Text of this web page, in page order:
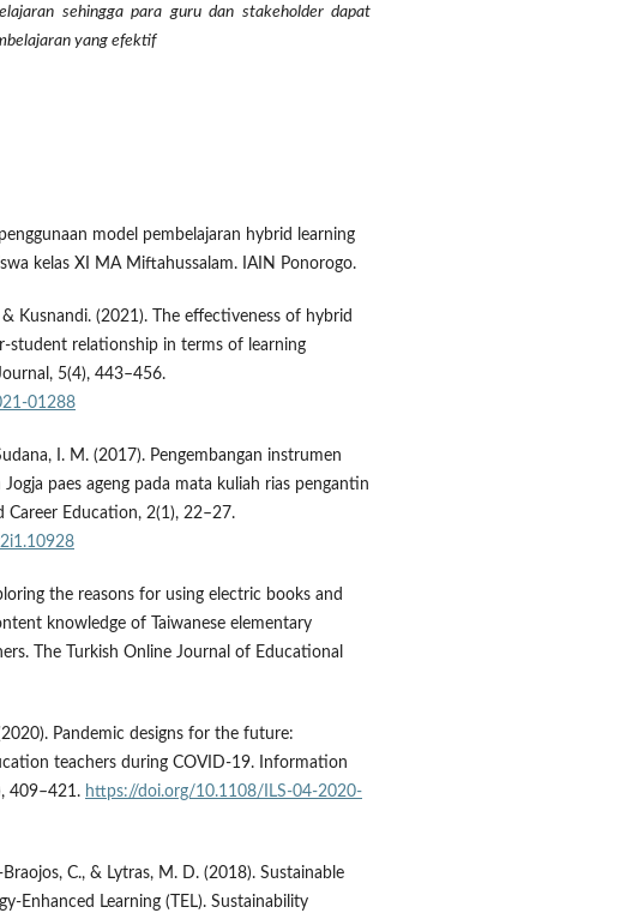
sehingga para guru dan stakeholder dapat
yang efektif
model pembelajaran hybrid learning
kelas XI MA Miftahussalam. IAIN Ponorogo.
Kusnandi. (2021). The effectiveness of hybrid
student relationship in terms of learning
5(4), 443–456.
01288
I. M. (2017). Pengembangan instrumen
paes ageng pada mata kuliah rias pengantin
Career Education, 2(1), 22–27.
the reasons for using electric books and
knowledge of Taiwanese elementary
The Turkish Online Journal of Educational
Pandemic designs for the future:
teachers during COVID-19. Information
409–421. https://doi.org/10.1108/ILS-04-2020-
C., & Lytras, M. D. (2018). Sustainable
Enhanced Learning (TEL). Sustainability